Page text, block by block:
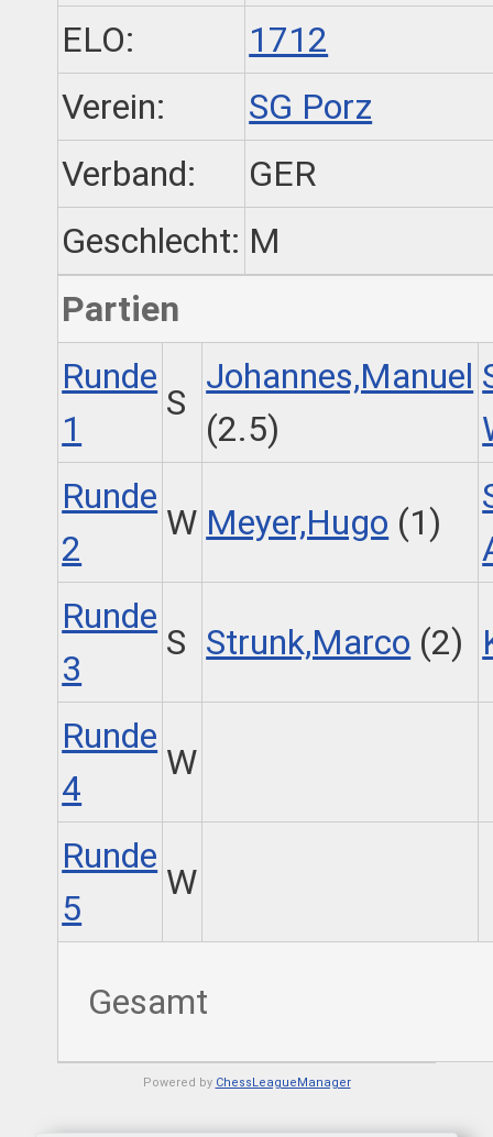
ELO:
1712
Verein:
SG Porz
Verband:
GER
Geschlecht: M
Partien
Runde
1
S
Johannes,Manuel
(2.5)
Runde
2
W Meyer,Hugo (1)
Runde
3
S Strunk,Marco (2)
Runde
4
W
Runde
5
W
Gesamt
Powered by ChessLeagueManager